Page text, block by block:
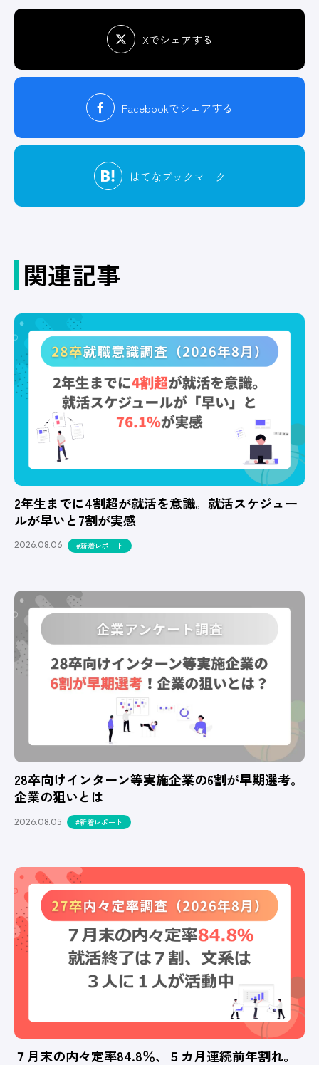
Xでシェアする
Facebookでシェアする
はてなブックマーク
関連記事
2年生までに4割超が就活を意識。就活スケジュー
ルが早いと7割が実感
2026.08.06 #新着レポート
28卒向けインターン等実施企業の6割が早期選考。
企業の狙いとは
2026.08.05 #新着レポート
７月末の内々定率84.8％、５カ月連続前年割れ。